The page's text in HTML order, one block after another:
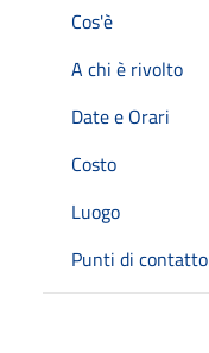
Cos'è
A chi è rivolto
Date e Orari
Costo
Luogo
Punti di contatto